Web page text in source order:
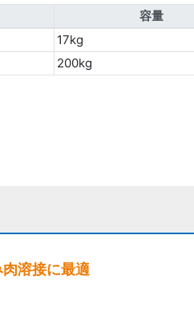
容量
17kg
200kg
溶接に最適